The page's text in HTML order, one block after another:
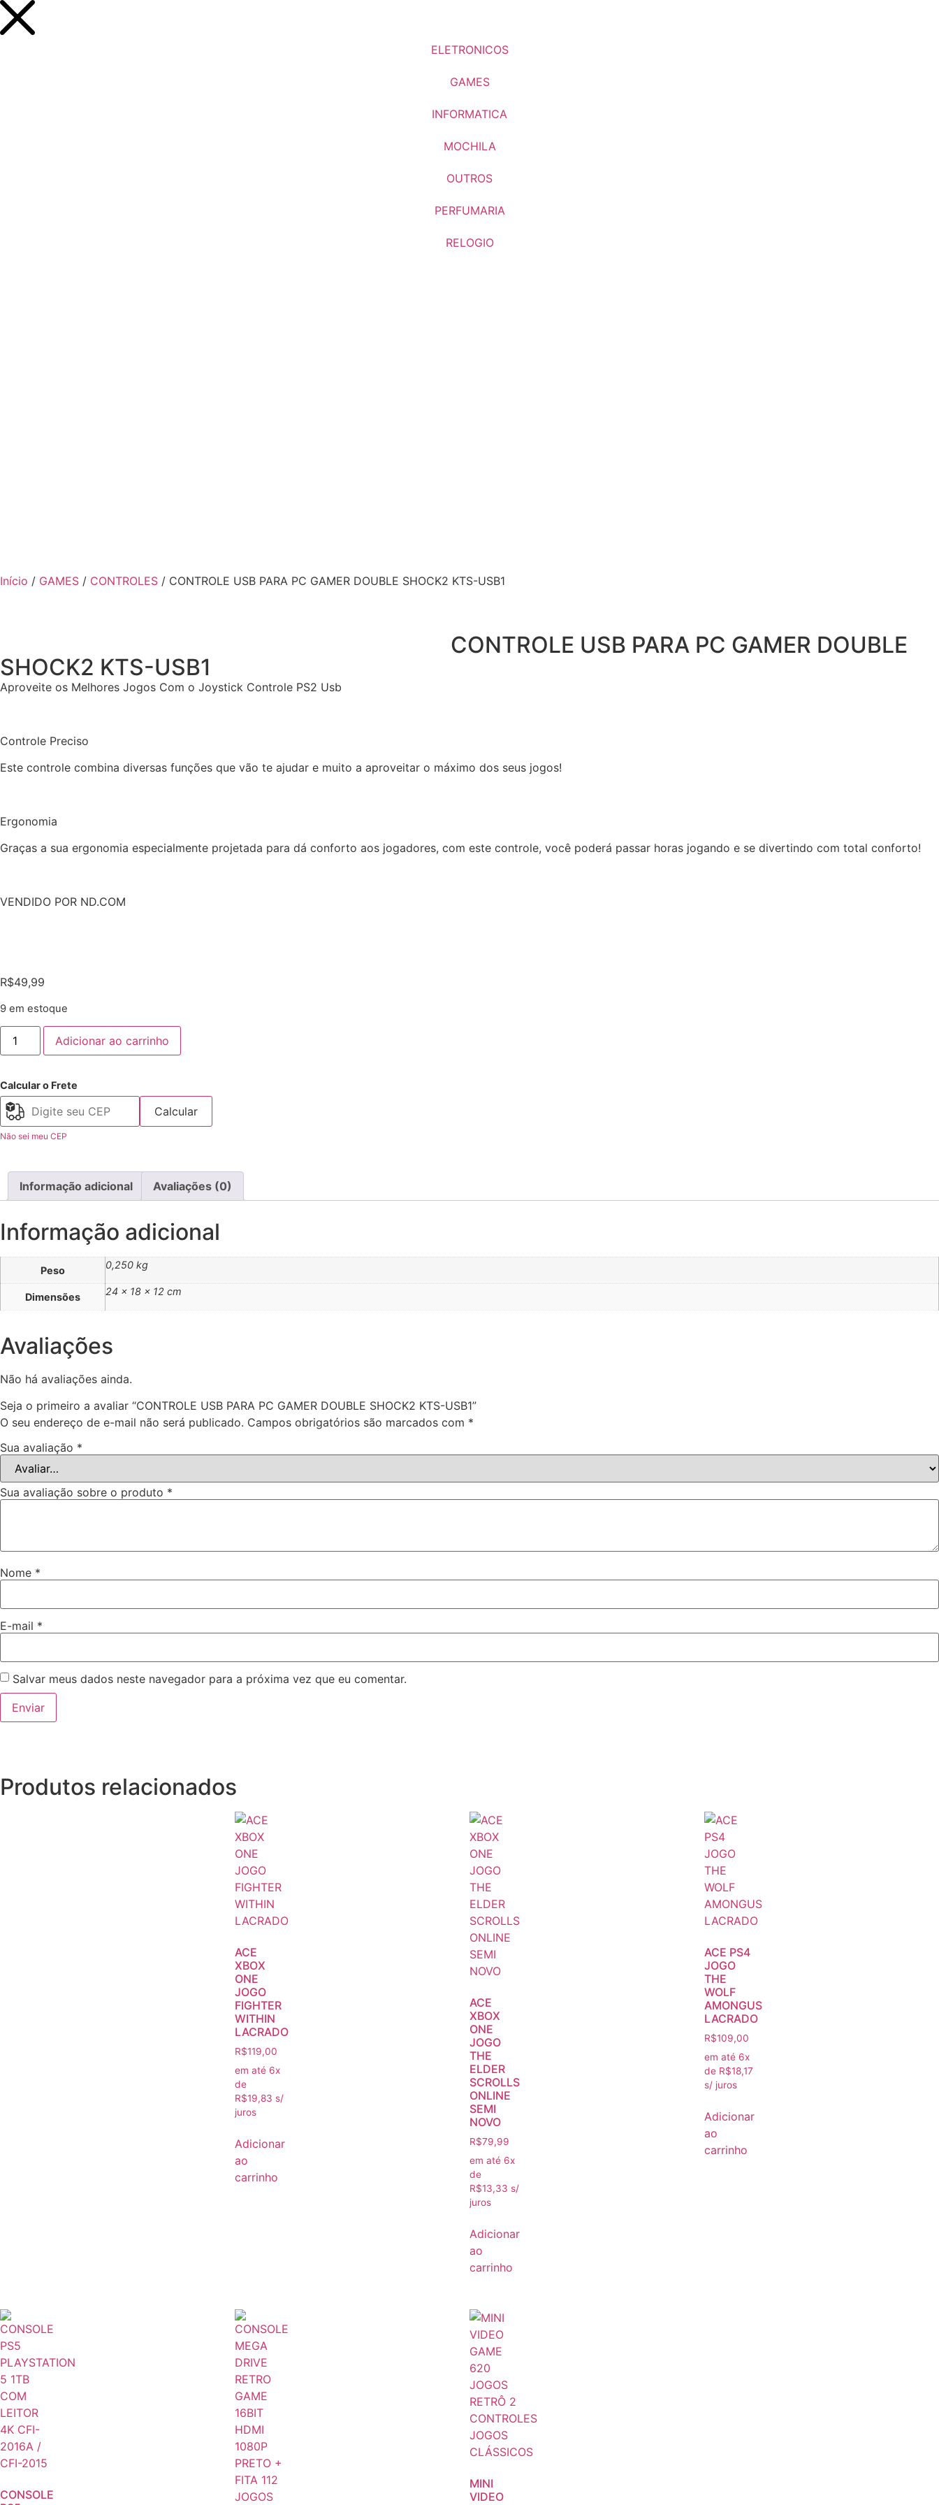
ELETRONICOS
GAMES
INFORMATICA
MOCHILA
OUTROS
PERFUMARIA
RELOGIO
Início / GAMES / CONTROLES / CONTROLE USB PARA PC GAMER DOUBLE SHOCK2 KTS-USB1
CONTROLE USB PARA PC GAMER DOUBLE
SHOCK2 KTS-USB1
Aproveite os Melhores Jogos Com o Joystick Controle PS2 Usb
Controle Preciso
Este controle combina diversas funções que vão te ajudar e muito a aproveitar o máximo dos seus jogos!
Ergonomia
Graças a sua ergonomia especialmente projetada para dá conforto aos jogadores, com este controle, você poderá passar horas jogando e se divertindo com total conforto!
VENDIDO POR ND.COM
R$49,99
9 em estoque
Adicionar ao carrinho
Calcular o Frete
Calcular
Não sei meu CEP
Informação adicional Avaliações (0)
Informação adicional
Peso 0,250 kg
Dimensões 24 × 18 × 12 cm
Avaliações
Não há avaliações ainda.
Seja o primeiro a avaliar “CONTROLE USB PARA PC GAMER DOUBLE SHOCK2 KTS-USB1”
O seu endereço de e-mail não será publicado. Campos obrigatórios são marcados com *
Sua avaliação *
Sua avaliação sobre o produto *
Nome *
E-mail *
Salvar meus dados neste navegador para a próxima vez que eu comentar.
Produtos relacionados
ACE
XBOX
ONE
JOGO
FIGHTER
WITHIN
LACRADO
R$119,00
em até 6x
de
R$19,83 s/
juros
Adicionar
ao
carrinho
ACE
XBOX
ONE
JOGO
THE
ELDER
SCROLLS
ONLINE
SEMI
NOVO
R$79,99
em até 6x
de
R$13,33 s/
juros
Adicionar
ao
carrinho
ACE PS4
JOGO
THE
WOLF
AMONGUS
LACRADO
R$109,00
em até 6x
de R$18,17
s/ juros
Adicionar
ao
carrinho
CONSOLE
MINI
VIDEO